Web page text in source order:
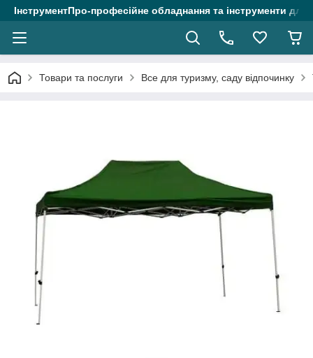
ІнструментПро-професійне обладнання та інструменти для
Товари та послуги Все для туризму, саду відпочинку